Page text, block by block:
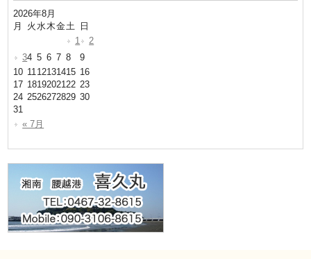
2026年8月
月
火 水木金土
日
1
2
34 5 6 7 8
9
10 1112131415 16
17 1819202122 23
24 2526272829 30
31
« 7月